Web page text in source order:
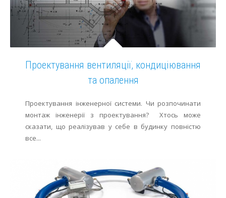
Проектування вентиляції, кондиціювання
та опалення
Проектування інженерної системи. Чи розпочинати
монтаж інженерії з проектування? Хтось може
сказати, що реалізував у себе в будинку повністю
все...